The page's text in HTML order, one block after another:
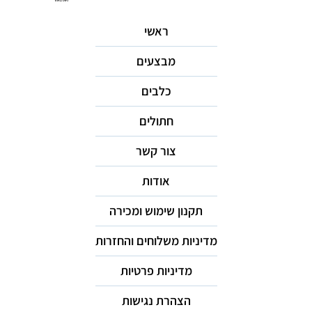
ראשי
מבצעים
כלבים
חתולים
צור קשר
אודות
תקנון שימוש ומכירה
מדיניות משלוחים והחזרות
מדיניות פרטיות
הצהרת נגישות